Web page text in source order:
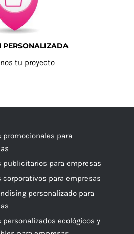
PERSONALIZADA
tu proyecto
promocionales para
publicitarios para empresas
corporativos para empresas
personalizado para
personalizados ecológicos y